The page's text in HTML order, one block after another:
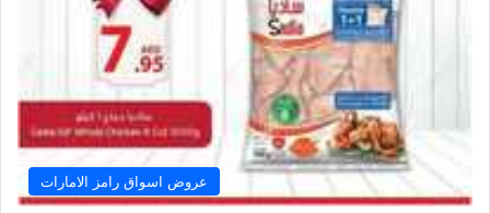
عروض اسواق رامز الامارات